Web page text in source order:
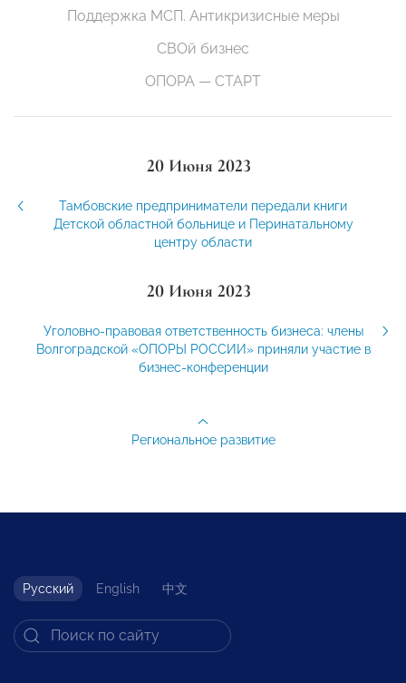
Поддержка МСП. Антикризисные меры
СВОй бизнес
ОПОРА — СТАРТ
20 Июня 2023
Тамбовские предприниматели передали книги
Детской областной больнице и Перинатальному
центру области
20 Июня 2023
Уголовно-правовая ответственность бизнеса: члены
Волгоградской «ОПОРЫ РОССИИ» приняли участие в
бизнес-конференции
Региональное развитие
Русский English 中文